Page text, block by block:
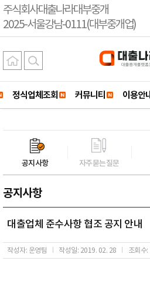
주식회사대출나라대부중개
2025-서울강남-0111(대부중개업)
정식업체조회 커뮤니티 이용안
공지사항 자주묻는질문
공지사항
대출업체 준수사항 협조 공지 안내
작성자: 운영팀 작성일: 2019. 02. 28 조회수